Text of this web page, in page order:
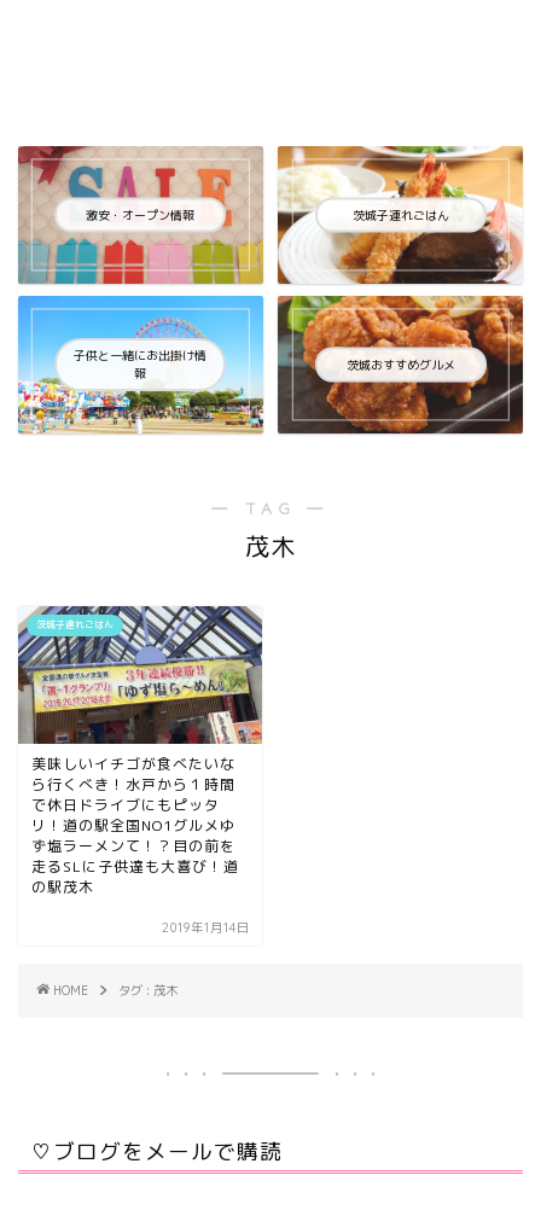
激安・オープン情報 茨城子連れごはん
子供と一緒にお出掛け情
報
茨城おすすめグルメ
― TAG ―
茂木
茨城子連れごはん
美味しいイチゴが食べたいな
ら行くべき！水戸から１時間
で休日ドライブにもピッタ
リ！道の駅全国NO1グルメゆ
ず塩ラーメンて！？目の前を
走るSLに子供達も大喜び！道
の駅茂木
2019年1月14日
HOME タグ : 茂木
♡ブログをメールで購読